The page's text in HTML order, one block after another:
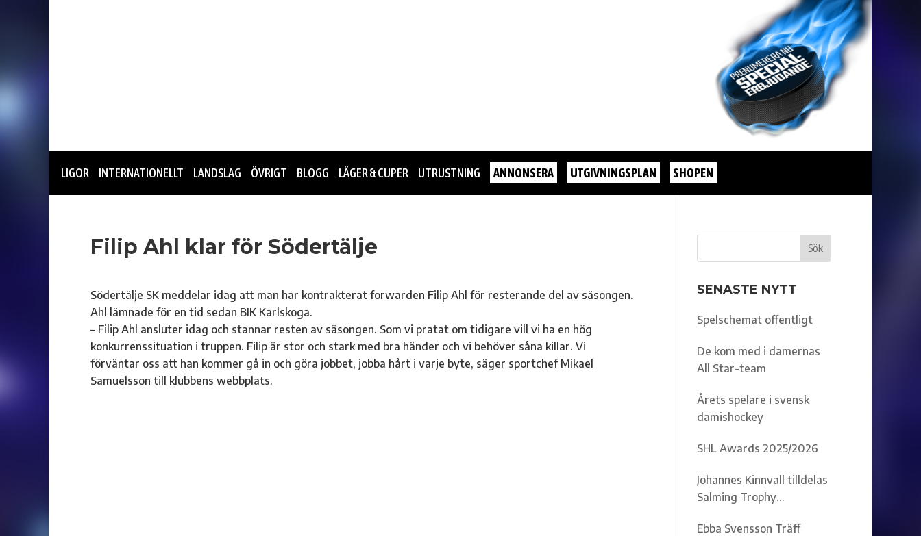
LIGOR INTERNATIONELLT LANDSLAG ÖVRIGT BLOGG LÄGER & CUPER UTRUSTNING ANNONSERA UTGIVNINGSPLAN SHOPEN
Filip Ahl klar för Södertälje
Södertälje SK meddelar idag att man har kontrakterat forwarden Filip Ahl för resterande del av säsongen.
Ahl lämnade för en tid sedan BIK Karlskoga.
– Filip Ahl ansluter idag och stannar resten av säsongen. Som vi pratat om tidigare vill vi ha en hög
konkurrenssituation i truppen. Filip är stor och stark med bra händer och vi behöver såna killar. Vi
förväntar oss att han kommer gå in och göra jobbet, jobba hårt i varje byte, säger sportchef Mikael
Samuelsson till klubbens webbplats.
SENASTE NYTT
Spelschemat offentligt
De kom med i damernas
All Star-team
Årets spelare i svensk
damishockey
SHL Awards 2025/2026
Johannes Kinnvall tilldelas
Salming Trophy
Ebba Svensson Träff